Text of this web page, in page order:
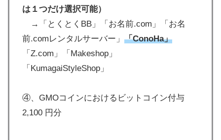
は１つだけ選択可能）
→「とくとくBB」「お名前.com」「お名
前.comレンタルサーバー」 「ConoHa」
「Z.com」「Makeshop」
「KumagaiStyleShop」
④、GMOコインにおけるビットコイン付与
2,100 円分